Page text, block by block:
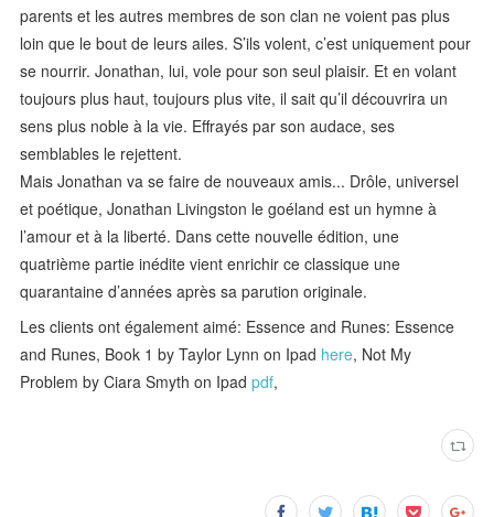
parents et les autres membres de son clan ne voient pas plus
loin que le bout de leurs ailes. S’ils volent, c’est uniquement pour
se nourrir. Jonathan, lui, vole pour son seul plaisir. Et en volant
toujours plus haut, toujours plus vite, il sait qu’il découvrira un
sens plus noble à la vie. Effrayés par son audace, ses
semblables le rejettent.
Mais Jonathan va se faire de nouveaux amis... Drôle, universel
et poétique, Jonathan Livingston le goéland est un hymne à
l’amour et à la liberté. Dans cette nouvelle édition, une
quatrième partie inédite vient enrichir ce classique une
quarantaine d’années après sa parution originale.
Les clients ont également aimé: Essence and Runes: Essence
and Runes, Book 1 by Taylor Lynn on Ipad here, Not My
Problem by Ciara Smyth on Ipadpdf,